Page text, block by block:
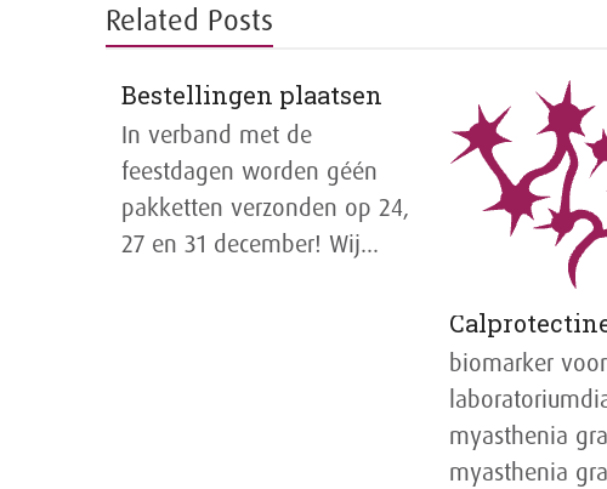
Related Posts
Bestellingen plaatsen
In verband met de
feestdagen worden géén
pakketten verzonden op 24,
27 en 31 december! Wij…
biomarker
myasthenia
myasthenia